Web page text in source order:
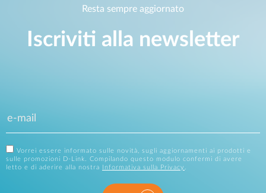
Resta sempre aggiornato
Iscriviti alla newsletter
Vorrei essere informato sulle novità, sugli aggiornamenti ai prodotti e
sulle promozioni D-Link. Compilando questo modulo confermi di avere
letto e di aderire alla nostra
Informativa sulla Privacy .